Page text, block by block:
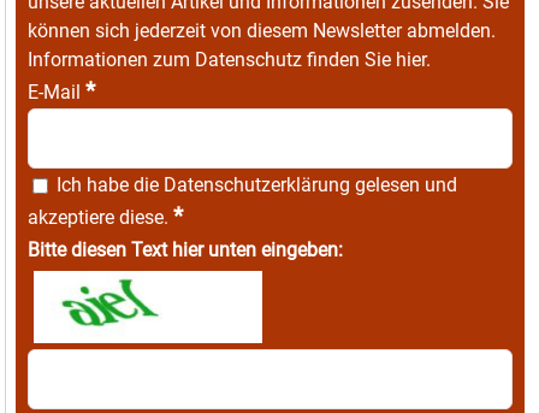
können sich jederzeit von diesem Newsletter abmelden.
Informationen zum Datenschutz finden Sie hier.
E-Mail *
Ich habe die Datenschutzerklärung gelesen und
akzeptiere diese. *
Bitte diesen Text hier unten eingeben: